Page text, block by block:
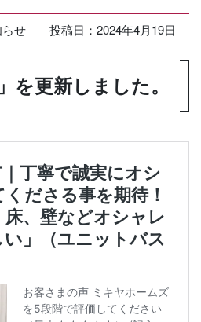
せ 投稿日：2024年4月19日
を更新しました。